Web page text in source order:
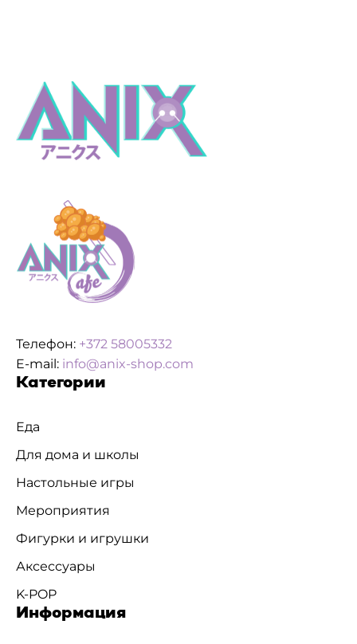
Телефон: +372 58005332
E-mail: info@anix-shop.com
Категории
Еда
Для дома и школы
Настольные игры
Мероприятия
Фигурки и игрушки
Аксессуары
K-POP
Информация